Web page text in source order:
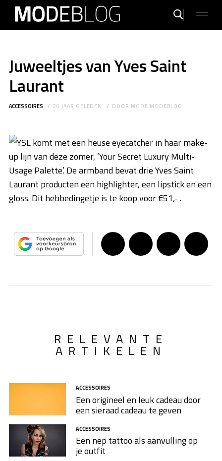
Juweeltjes van Yves Saint
Laurant
ACCESSOIRES 20 JAAR GELEDEN DOOR MODE MODEBLOG
YSL komt met een heuse eyecatcher in haar make-
up lijn van deze zomer, ’Your Secret Luxury Multi-
Usage Palette’. De armband bevat drie Yves Saint
Laurant producten een highlighter, een lipstick en een
gloss. Dit hebbedingetje is te koop voor €51,- .
RELEVANTE
ARTIKELEN
ACCESSOIRES
Een origineel en leuk cadeau door
een sieraad cadeau te geven
ACCESSOIRES
Een nep tattoo als aanvulling op
je outfit